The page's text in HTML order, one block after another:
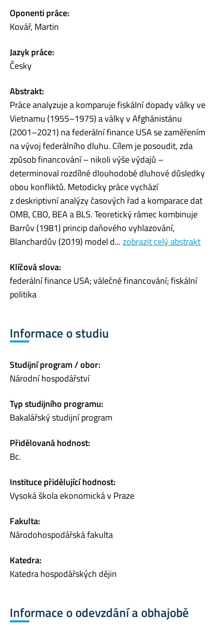
Oponenti práce:
Kovář, Martin
Jazyk práce:
Česky
Abstrakt:
Práce analyzuje a komparuje fiskální dopady války ve
Vietnamu (1955–1975) a války v Afghánistánu
(2001–2021) na federální finance USA se zaměřením
na vývoj federálního dluhu. Cílem je posoudit, zda
způsob financování – nikoli výše výdajů –
determinoval rozdílné dlouhodobé dluhové důsledky
obou konfliktů. Metodicky práce vychází
z deskriptivní analýzy časových řad a komparace dat
OMB, CBO, BEA a BLS. Teoretický rámec kombinuje
Barrův (1981) princip daňového vyhlazování,
Blanchardův (2019) model d...zobrazit celý abstrakt
Klíčová slova:
federální finance USA; válečné financování; fiskální
politika
Informace o studiu
Studijní program / obor:
Národní hospodářství
Typ studijního programu:
Bakalářský studijní program
Přidělovaná hodnost:
Bc.
Instituce přidělující hodnost:
Vysoká škola ekonomická v Praze
Fakulta:
Národohospodářská fakulta
Katedra:
Katedra hospodářských dějin
Informace o odevzdání a obhajobě